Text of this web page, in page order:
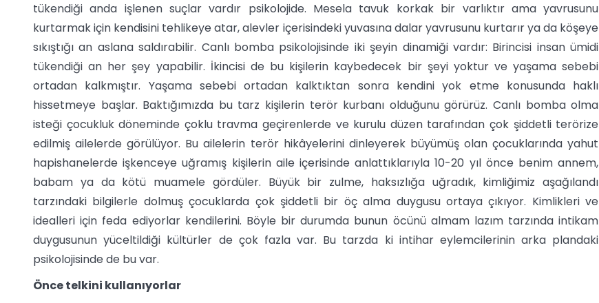
tükendiği anda işlenen suçlar vardır psikolojide. Mesela tavuk korkak bir varlıktır ama yavrusunu
kurtarmak için kendisini tehlikeye atar, alevler içerisindeki yuvasına dalar yavrusunu kurtarır ya da köşeye
sıkıştığı an aslana saldırabilir. Canlı bomba psikolojisinde iki şeyin dinamiği vardır: Birincisi insan ümidi
tükendiği an her şey yapabilir. İkincisi de bu kişilerin kaybedecek bir şeyi yoktur ve yaşama sebebi
ortadan kalkmıştır. Yaşama sebebi ortadan kalktıktan sonra kendini yok etme konusunda haklı
hissetmeye başlar. Baktığımızda bu tarz kişilerin terör kurbanı olduğunu görürüz. Canlı bomba olma
isteği çocukluk döneminde çoklu travma geçirenlerde ve kurulu düzen tarafından çok şiddetli terörize
edilmiş ailelerde görülüyor. Bu ailelerin terör hikâyelerini dinleyerek büyümüş olan çocuklarında yahut
hapishanelerde işkenceye uğramış kişilerin aile içerisinde anlattıklarıyla 10-20 yıl önce benim annem,
babam ya da kötü muamele gördüler. Büyük bir zulme, haksızlığa uğradık, kimliğimiz aşağılandı
tarzındaki bilgilerle dolmuş çocuklarda çok şiddetli bir öç alma duygusu ortaya çıkıyor. Kimlikleri ve
idealleri için feda ediyorlar kendilerini. Böyle bir durumda bunun öcünü almam lazım tarzında intikam
duygusunun yüceltildiği kültürler de çok fazla var. Bu tarzda ki intihar eylemcilerinin arka plandaki
psikolojisinde de bu var.
Önce telkini kullanıyorlar